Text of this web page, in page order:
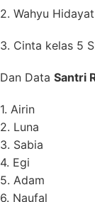
2. Wahyu
3. Cinta kelas 5
Dan Data Santri
1. Airin
2. Luna
3. Sabia
4. Egi
5. Adam
6. Naufal